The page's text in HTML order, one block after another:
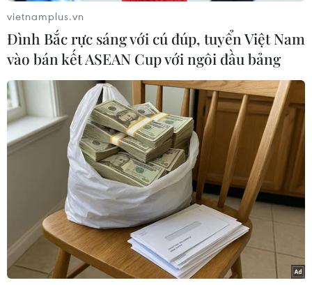
Liệu pháp miễn dịch có hiệu quả trong
điều trị ung thư
13/05/2014 01:33
Liệu pháp thử nghiệm giúp "tái huấn luyện" hệ thống
miễn dịch của bệnh nhân nhằm tấn công các khối u, có
thể đạt hiệu quả trong điều trị nhiều bệnh ung thư.
vietnamplus.vn
Đình Bắc rực sáng với cú đúp, tuyển Việt Nam
vào bán kết ASEAN Cup với ngôi đầu bảng